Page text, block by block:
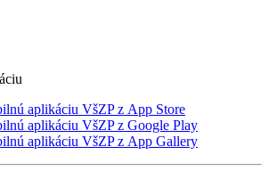
aplikáciu VšZP z App Store
aplikáciu VšZP z Google Play
aplikáciu VšZP z App Gallery